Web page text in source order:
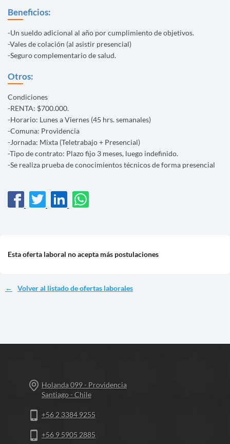
Beneficios:
-Un sueldo adicional al año por cumplimiento de objetivos.
-Vales de colación (al asistir presencial)
-Seguro complementario de salud.
Otros:
Condiciones
-RENTA: $700.000.
-Horario: Lunes a Viernes (45 hrs. semanales)
-Comuna: Providencia
-Jornada: Mixta (Teletrabajo + Presencial)
-Tipo de contrato: Plazo fijo 3 meses, luego indefinido.
-Se realiza prueba de conocimientos técnicos de forma presencial
Esta oferta laboral no acepta más postulaciones
Volver al listado de ofertas laborales
Holanda 099 - Providencia
Santiago - Chile
+56 2 3384 9255
+56 9 5905 2885